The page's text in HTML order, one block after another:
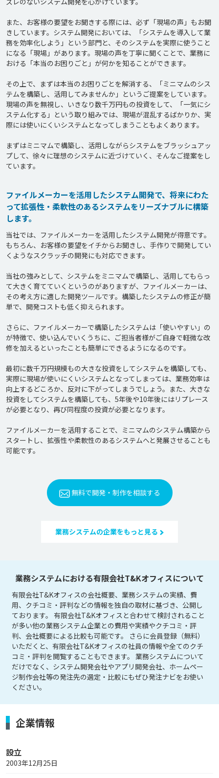
また、お客様の要望をお聞きする際には、必ず「現場の声」もお聞
きしています。システム開発においては、「システムを導入して業
務を効率化しよう」という部門と、そのシステムを実際に使うこと
になる「現場」があります。現場の声を丁寧に聞くことで、業務に
おける「本当のお困りごと」が何かを知ることができます。
その上で、まずは本当のお困りごとを解消する、「ミニマムのシス
テムを構築し、活用してみませんか」というご提案をしています。
現場の声を無視し、いきなり数千万円もの投資をして、「一気にシ
ステム化する」という取り組みでは、現場が混乱するばかりか、実
際には使いにくいシステムとなってしまうこともよくあります。
まずはミニマムで構築し、活用しながらシステムをブラッシュアッ
プして、徐々に理想のシステムに近づけていく、そんなご提案をし
ています。
ファイルメーカーを活用したシステム開発で、将来にわた
って拡張性・柔軟性のあるシステムをリーズナブルに構築
します。
当社では、ファイルメーカーを活用したシステム開発が得意です。
もちろん、お客様の要望をイチからお聞きし、手作りで開発してい
くようなスクラッチの開発にも対応できます。
当社の強みとして、システムをミニマムで構築し、活用してもらっ
て大きく育てていくというのがありますが、ファイルメーカーは、
その考え方に適した開発ツールです。構築したシステムの修正が簡
単で、開発コストも低く抑えられます。
さらに、ファイルメーカーで構築したシステムは「使いやすい」の
が特徴で、使い込んでいくうちに、ご担当者様がご自身で軽微な改
修を加えるといったことも簡単にできるようになるのです。
最初に数千万円規模もの大きな投資をしてシステムを構築しても、
実際に現場が使いにくいシステムとなってしまっては、業務効率は
向上するどころか、反対に下がってしまうでしょう。また、大きな
投資をしてシステムを構築しても、5年後や10年後にはリプレース
が必要となり、再び同程度の投資が必要となります。
ファイルメーカーを活用することで、ミニマムのシステム構築から
スタートし、拡張性や柔軟性のあるシステムへと発展させることも
可能です。
無料で開発・制作を相談する
業務システムの企業をもっと見る
業務システムにおける有限会社T&Kオフィスについて
有限会社T&Kオフィスの会社概要、業務システムの実績、費
用、クチコミ・評判などの情報を独自の取材に基づき、公開し
ております。 有限会社T&Kオフィスと合わせて検討されること
が多い他の業務システム企業との費用や実績やクチコミ・評
判、会社概要による比較も可能です。 さらに会員登録（無料）
いただくと、有限会社T&Kオフィスの社員の情報や全てのクチ
コミ・評判を閲覧することもできます。 業務システムについて
だけでなく、システム開発会社やアプリ開発会社、ホームペー
ジ制作会社等の発注先の選定・比較にもぜひ発注ナビをお使い
ください。
企業情報
設立
2003年12月25日